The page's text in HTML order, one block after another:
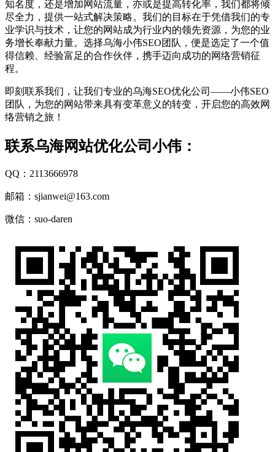
知名度，还是增加网站流量，亦或是提高转化率，我们都将倾
尽全力，提供一站式解决策略。我们的目标在于凭借我们的专
业学识与技术，让您的网站成为行业内的领先资源，为您的业
务增长奉献力量。选择乌海小伟SEO团队，便是选定了一个值
得信赖、经验富足的合作伙伴，携手迈向成功的网络营销征
程。
即刻联系我们，让我们专业的乌海SEO优化公司——小伟SEO
团队，为您的网站带来具有变革意义的转变，开启您的高效网
络营销之旅！
联系乌海网站优化公司小伟：
QQ：2113666978
邮箱：sjianwei@163.com
微信：suo-daren